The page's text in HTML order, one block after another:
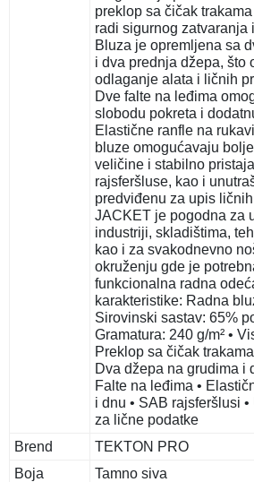
preklop sa čičak
radi sigurnog zatvaranja
Bluza je opremljena sa
i dva prednja džepa, što
odlaganje alata i ličnih
Dve falte na leđima
slobodu pokreta i
Elastične ranfle na
bluze omogućavaju
veličine i stabilno
rajsferšluse, kao i
predviđenu za upis
JACKET je pogodna za
industriji, skladištima,
kao i za svakodnevno
okruženju gde je
funkcionalna radna
karakteristike: Radna
Sirovinski sastav: 65%
Gramatura: 240 g/m² •
Preklop sa čičak
Dva džepa na grudima i
Falte na leđima •
i dnu • SAB rajsferšlusi
za lične podatke
Brend
TEKTON PRO
Boja
Tamno siva